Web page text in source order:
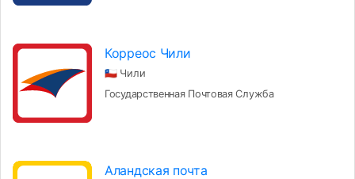
Корреос Чили
🇨🇱 Чили
Государственная Почтовая Служба
Аландская почта